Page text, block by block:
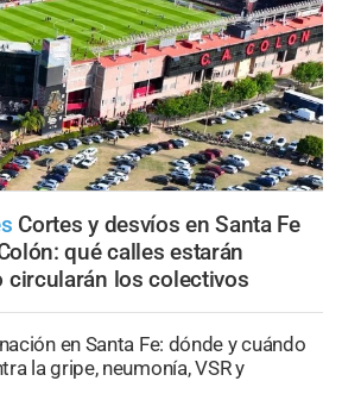
Cortes y desvíos en Santa Fe
qué calles estarán
circularán los colectivos
en Santa Fe: dónde y cuándo
la gripe, neumonía, VSR y